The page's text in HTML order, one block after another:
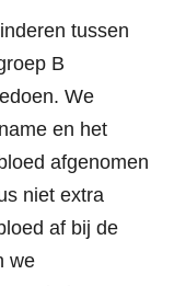
tussen
B
We
en het
afgenomen
niet extra
af bij de
we